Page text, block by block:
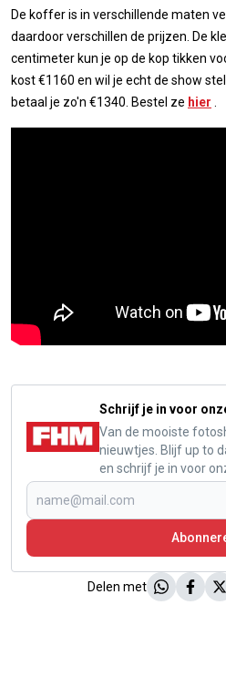
De koffer is in verschillende maten
daardoor verschillen de prijzen. De
centimeter kun je op de kop tikken
kost €1160 en wil je echt de show
betaal je zo'n €1340. Bestel ze hier
Schrijf je in voor
Van de mooiste
nieuwtjes. Blijf up to
en schrijf je in voor
Delen met